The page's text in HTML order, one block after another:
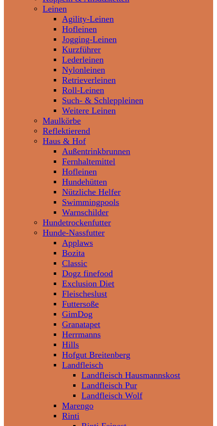
Leinen
Agility-Leinen
Hofleinen
Jogging-Leinen
Kurzführer
Lederleinen
Nylonleinen
Retrieverleinen
Roll-Leinen
Such- & Schleppleinen
Weitere Leinen
Maulkörbe
Reflektierend
Haus & Hof
Außentrinkbrunnen
Fernhaltemittel
Hofleinen
Hundehütten
Nützliche Helfer
Swimmingpools
Warnschilder
Hundetrockenfutter
Hunde-Nassfutter
Applaws
Bozita
Classic
Dogz finefood
Exclusion Diet
Fleischeslust
Futtersoße
GimDog
Granatapet
Herrmanns
Hills
Hofgut Breitenberg
Landfleisch
Landfleisch Hausmannskost
Landfleisch Pur
Landfleisch Wolf
Marengo
Rinti